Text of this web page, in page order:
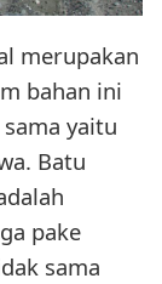
merupakan
bahan ini
yaitu
Batu
pake
sama